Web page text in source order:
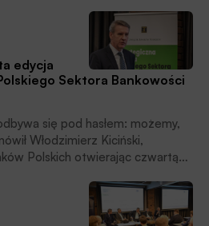
edycja
Sektora Bankowości
się pod hasłem: możemy,
Włodzimierz Kiciński,
Polskich otwierając czwartą